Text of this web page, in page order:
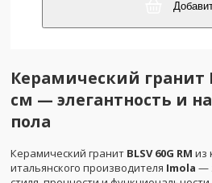
Керамический гранит
см — элегантность и
пола
Керамический гранит BLSV 60G RM из
итальянского производителя Imola —